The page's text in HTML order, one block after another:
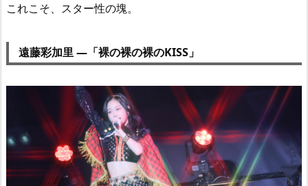
これこそ、スター性の塊。
遠藤彩加里 —「裸の裸の裸のKISS」